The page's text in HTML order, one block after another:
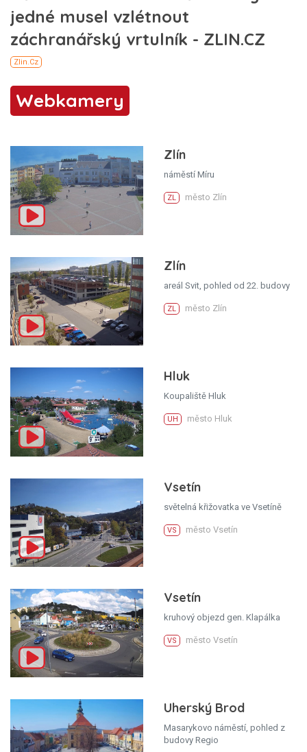
Webkamery
Zlín
náměstí Míru
ZL město Zlín
Zlín
areál Svit, pohled od 22. budovy
ZL město Zlín
Hluk
Koupaliště Hluk
UH město Hluk
Vsetín
světelná křižovatka ve Vsetíně
VS město Vsetín
Vsetín
kruhový objezd gen. Klapálka
VS město Vsetín
Uherský Brod
Masarykovo náměstí, pohled z
budovy Regio